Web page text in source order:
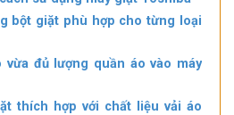
bột giặt phù hợp cho từng loại
vừa đủ lượng quần áo vào máy
thích hợp với chất liệu vải áo